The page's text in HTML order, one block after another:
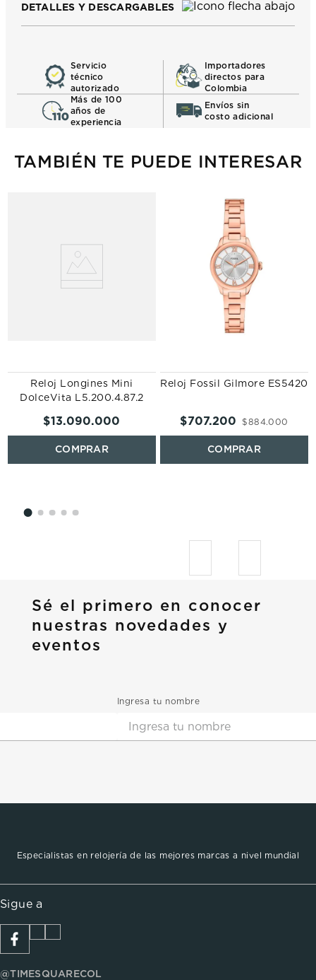
DETALLES Y DESCARGABLES
Servicio
técnico
autorizado
Importadores
directos para
Colombia
Más de 100
años de
experiencia
Envíos sin
costo adicional
TAMBIÉN TE PUEDE INTERESAR
Reloj Longines Mini
DolceVita L5.200.4.87.2
$13.090.000
Reloj Fossil Gilmore ES5420
$884.000
$707.200
Sé el primero en conocer
nuestras novedades y
eventos
Ingresa tu nombre
Especialistas en relojería de las mejores marcas a nivel mundial
Sigue a
@TIMESQUARECOL